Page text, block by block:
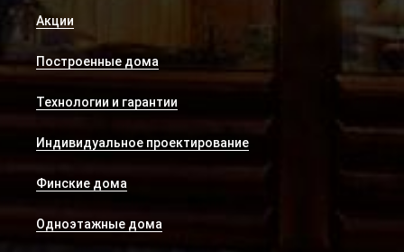
Акции
Построенные дома
Технологии и гарантии
Индивидуальное проектирование
Финские дома
Одноэтажные дома